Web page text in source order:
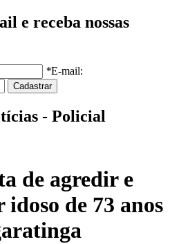
e receba nossas
*E-mail:
- Policial
de agredir e
de 73 anos